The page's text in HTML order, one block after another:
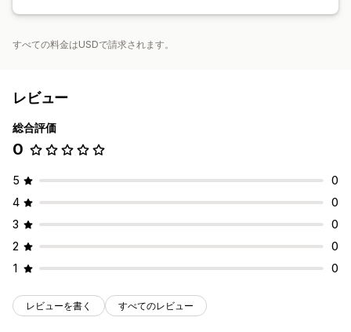
すべての料金はUSDで請求されます。
レビュー
総合評価
0
5
0
4
0
3
0
2
0
1
0
レビューを書く すべてのレビュー